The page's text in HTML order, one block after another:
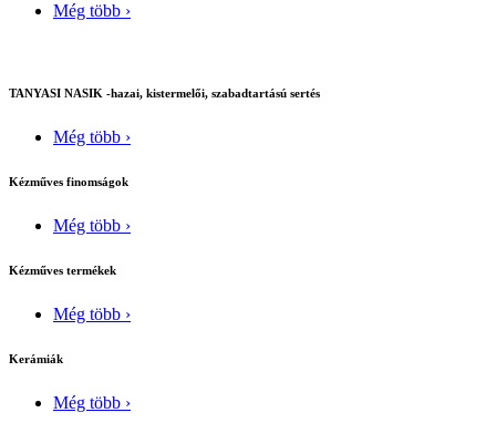
Még több ›
TANYASI NASIK -hazai, kistermelői, szabadtartású sertés
Még több ›
Kézműves finomságok
Még több ›
Kézműves termékek
Még több ›
Kerámiák
Még több ›